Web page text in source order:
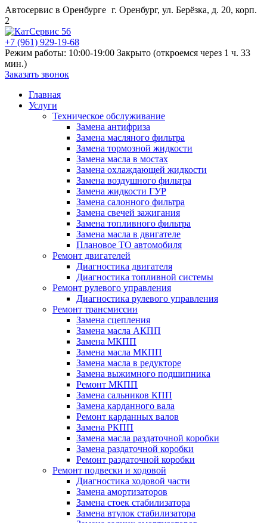
Автосервис в Оренбурге г. Оренбург, ул. Берёзка, д. 20, корп.
2
+7 (961) 929-19-68
Режим работы: 10:00-19:00 Закрыто (откроемся через 1 ч. 33
мин.)
Заказать звонок
Главная
Услуги
Техническое обслуживание
Замена антифриза
Замена масляного фильтра
Замена тормозной жидкости
Замена масла в мостах
Замена охлаждающей жидкости
Замена воздушного фильтра
Замена жидкости ГУР
Замена салонного фильтра
Замена свечей зажигания
Замена топливного фильтра
Замена масла в двигателе
Плановое ТО автомобиля
Ремонт двигателей
Диагностика двигателя
Диагностика топливной системы
Ремонт рулевого управления
Диагностика рулевого управления
Ремонт трансмиссии
Замена сцепления
Замена масла АКПП
Замена МКПП
Замена масла МКПП
Замена масла в редукторе
Замена выжимного подшипника
Ремонт МКПП
Замена сальников КПП
Замена карданного вала
Ремонт карданных валов
Замена РКПП
Замена масла раздаточной коробки
Замена раздаточной коробки
Ремонт раздаточной коробки
Ремонт подвески и ходовой
Диагностика ходовой части
Замена амортизаторов
Замена стоек стабилизатора
Замена втулок стабилизатора